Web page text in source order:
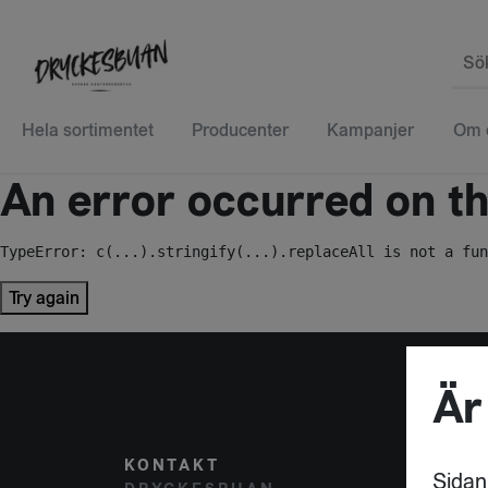
Hela sortimentet Producenter Kampanjer Om
An error occurred on
TypeError: c(...).stringify(...).replaceAll is not a
Try again
KONTAKT